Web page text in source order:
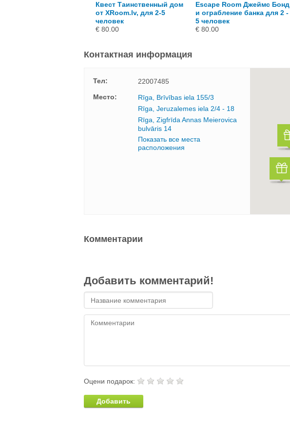
Квест Таинственный дом
от XRoom.lv, для 2-5
человек
€ 80.00
Escape Room Джеймс Бонд
и ограбление банка для 2 -
5 человек
€ 80.00
Контактная информация
Тел:
22007485
Mесто:
Rīga, Brīvības iela 155/3
Rīga, Jeruzalemes iela 2/4 - 18
Rīga, Zigfrīda Annas Meierovica
bulvāris 14
Показать все места
расположения
Комментарии
Добавить комментарий!
Оцени подарок:
Добавить